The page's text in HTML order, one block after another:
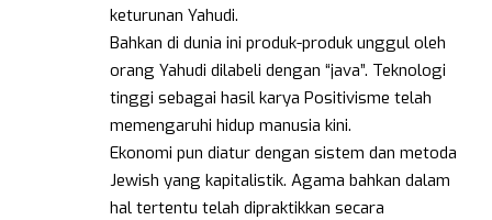
keturunan Yahudi.
Bahkan di dunia ini produk-produk unggul oleh
orang Yahudi dilabeli dengan “java”. Teknologi
tinggi sebagai hasil karya Positivisme telah
memengaruhi hidup manusia kini.
Ekonomi pun diatur dengan sistem dan metoda
Jewish yang kapitalistik. Agama bahkan dalam
hal tertentu telah dipraktikkan secara